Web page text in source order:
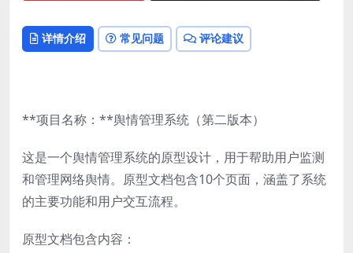
详情介绍 常见问题 评论建议
**项目名称：**舆情管理系统（第二版本）
这是一个舆情管理系统的原型设计，用于帮助用户监测
和管理网络舆情。原型文档包含10个页面，涵盖了系统
的主要功能和用户交互流程。
原型文档包含内容：